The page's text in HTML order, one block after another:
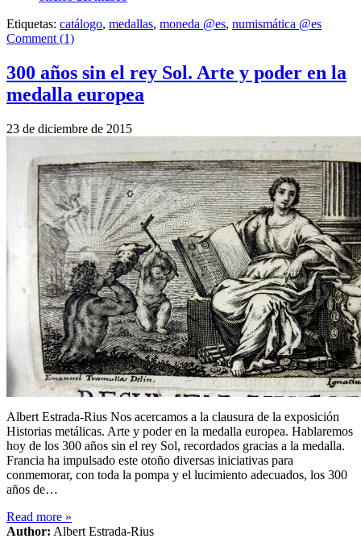
Etiquetas: catálogo, medallas, moneda @es, numismática @es
Comment (1)
300 años sin el rey Sol. Arte y poder en la
medalla europea
23 de diciembre de 2015
Albert Estrada-Rius Nos acercamos a la clausura de la exposición
Historias metálicas. Arte y poder en la medalla europea. Hablaremos
hoy de los 300 años sin el rey Sol, recordados gracias a la medalla.
Francia ha impulsado este otoño diversas iniciativas para
conmemorar, con toda la pompa y el lucimiento adecuados, los 300
años de…
Read more »
Author: Albert Estrada-Rius